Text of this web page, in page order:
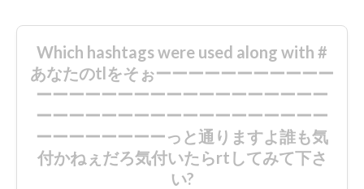
Which hashtags were used along with #
あなたのtlをそぉーーーーーーーーーーー
ーーーーーーーーーーーーーーーーーー
ーーーーーーーーーーーーーーーーーー
ーーーーーーーーっと通りますよ誰も気
付かねぇだろ気付いたらrtしてみて下さ
い?